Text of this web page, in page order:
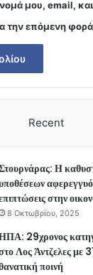
μου, email,
την επόμενη
Recent
Η
στην
8 Οκτωβρίου, 2025
29χρονος
Λος Άντζελες με
ποινή